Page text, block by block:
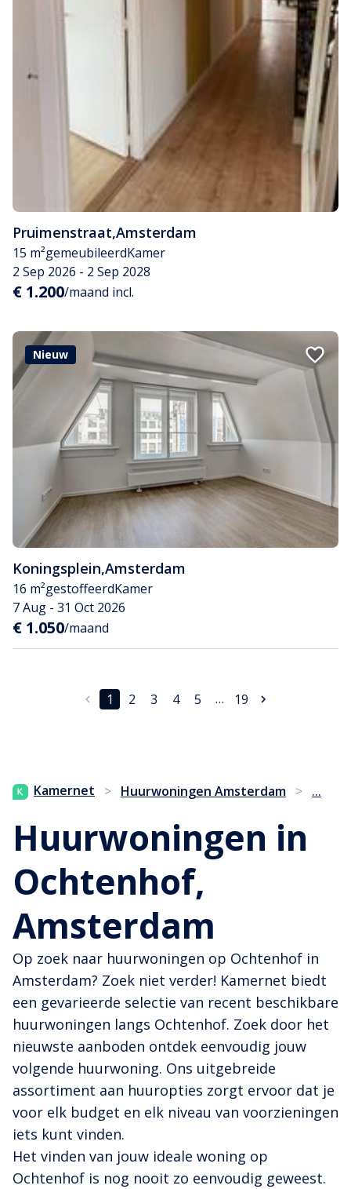
Pruimenstraat,Amsterdam
15 m²gemeubileerdKamer
2 Sep 2026 - 2 Sep 2028
€ 1.200/maand incl.
Nieuw
Koningsplein,Amsterdam
16 m²gestoffeerdKamer
7 Aug - 31 Oct 2026
€ 1.050/maand
1 2 3 4 5 … 19
Kamernet > Huurwoningen Amsterdam > ...
Huurwoningen in
Ochtenhof,
Amsterdam
Op zoek naar huurwoningen op Ochtenhof in
Amsterdam? Zoek niet verder! Kamernet biedt
een gevarieerde selectie van recent beschikbare
huurwoningen langs Ochtenhof. Zoek door het
nieuwste aanboden ontdek eenvoudig jouw
volgende huurwoning. Ons uitgebreide
assortiment aan huuropties zorgt ervoor dat je
voor elk budget en elk niveau van voorzieningen
iets kunt vinden.
Het vinden van jouw ideale woning op
Ochtenhof is nog nooit zo eenvoudig geweest.